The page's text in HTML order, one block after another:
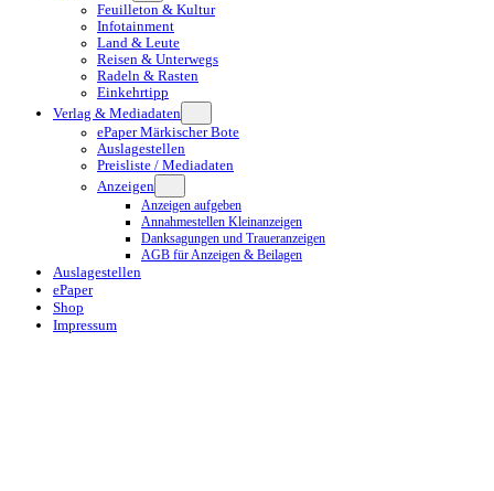
Feuilleton & Kultur
Infotainment
Land & Leute
Reisen & Unterwegs
Radeln & Rasten
Einkehrtipp
Verlag & Mediadaten
ePaper Märkischer Bote
Auslagestellen
Preisliste / Mediadaten
Anzeigen
Anzeigen aufgeben
Annahmestellen Kleinanzeigen
Danksagungen und Traueranzeigen
AGB für Anzeigen & Beilagen
Auslagestellen
ePaper
Shop
Impressum